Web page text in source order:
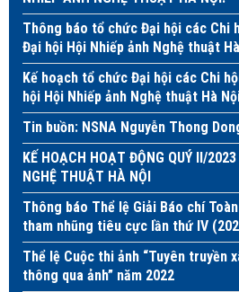
Thông báo tổ chức Đại hội các Chi
Đại hội Hội Nhiếp ảnh Nghệ thuật
Kế hoạch tổ chức Đại hội các Chi
hội Hội Nhiếp ảnh Nghệ thuật Hà
Tin buồn: NSNA Nguyễn Thong
KẾ HOẠCH HOẠT ĐỘNG QUÝ II/
NGHỆ THUẬT HÀ NỘI
Thông báo Thể lệ Giải Báo chí
tham nhũng tiêu cực lần thứ IV
Thể lệ Cuộc thi ảnh “Tuyên truyền
thông qua ảnh” năm 2022